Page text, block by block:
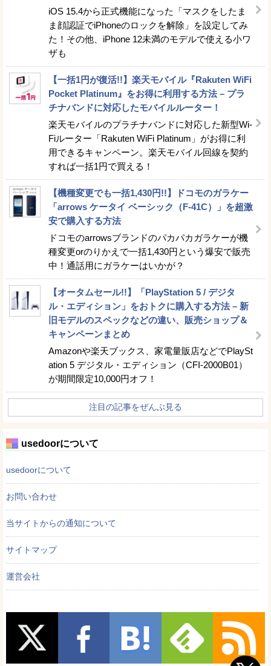
iOS 15.4から正式機能になった「マスクをしたま
ま顔認証でiPhoneのロックを解除」を設定してみ
た！その他、iPhone 12未満のモデルで使える小ワ
ザも
【一括1円が復活!!】楽天モバイル『Rakuten WiFi
Pocket Platinum』をお得に利用する方法 – プラ
チナバンドに対応したモバイルルーター！
楽天モバイルのプラチナバンドに対応した新型Wi-
Fiルーター「Rakuten WiFi Platinum」がお得に利
用できるキャンペーン。楽天モバイル回線を契約
すれば一括1円で買える！
【機種変更でも一括1,430円!!】ドコモのガラケー
「arrows ケータイ ベーシック（F-41C）」を超激
安で購入する方法
ドコモのarrowsブランドのパカパカガラケーが機
種変更orのりかえで一括1,430円という爆安で販売
中！通話用にガラケーはいかが？
【オータムセール!!】「PlayStation 5 / デジタ
ル・エディション」をおトクに購入する方法 – 新
旧モデルのスペックなどの違い、販売ショップ＆
キャンペーンまとめ
Amazonや楽天ブックス、家電量販店などでPlaySt
ation 5 デジタル・エディション（CFI-2000B01）
が期間限定10,000円オフ！
注目の記事をぜんぶ見る
usedoorについて
usedoorについて
お問い合わせ
当サイトからの通知について
サイトマップ
運営会社